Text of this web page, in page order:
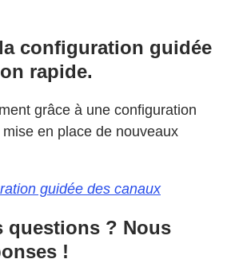
configuration guidée
rapide.
grâce à une configuration
en place de nouveaux
guidée des canaux
questions ? Nous
!